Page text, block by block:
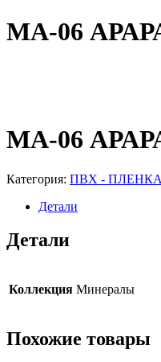
MA-06
MA-06
Категория: ПВХ - ПЛЕНКА
Детали
Детали
Коллекция Минералы
Похожие товары